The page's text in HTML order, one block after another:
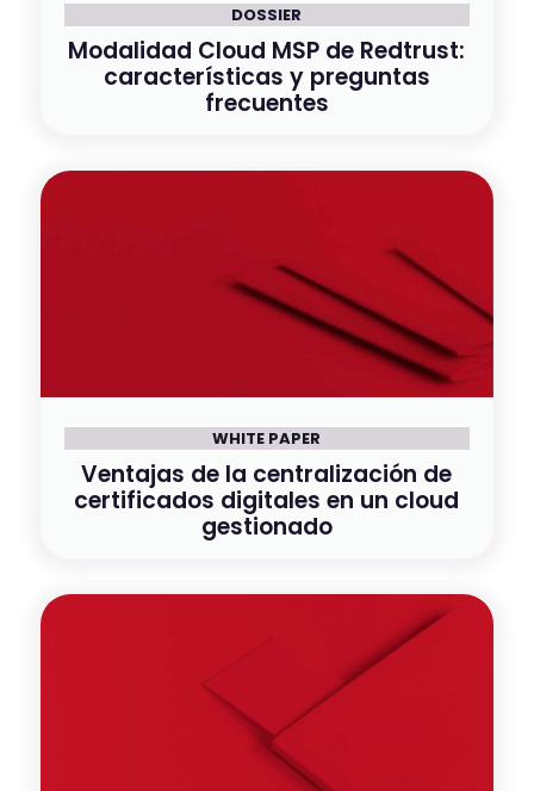
DOSSIER
Modalidad Cloud MSP de Redtrust:
características y preguntas
frecuentes
WHITE PAPER
Ventajas de la centralización de
certificados digitales en un cloud
gestionado